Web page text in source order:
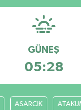
GÜNEŞ
05:28
ASARCIK